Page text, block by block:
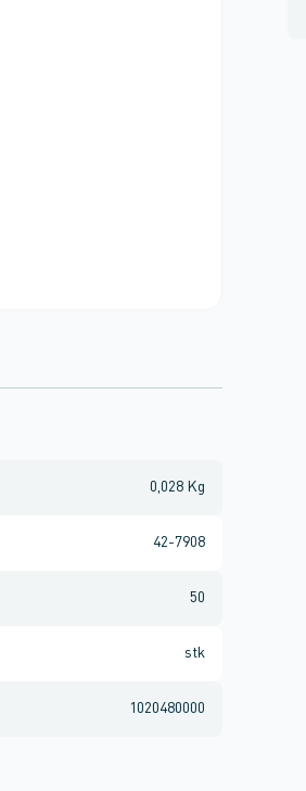
0,028 Kg
42-7908
50
stk
1020480000